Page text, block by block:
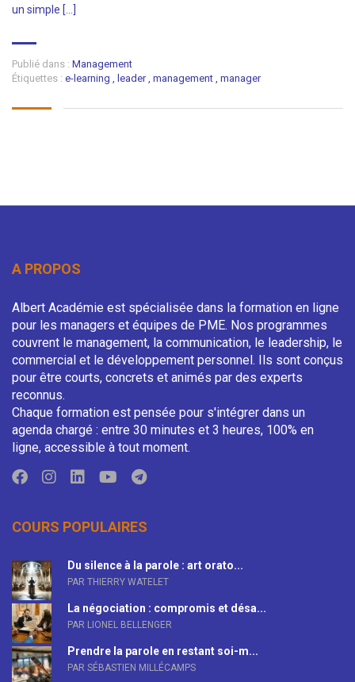
un simple […]
Publié dans : Management
Étiquettes : e-learning , leader, management , manager
A PROPOS
Albert Académie est spécialisée dans la formation en ligne
pour les managers et équipes de PME. Nos programmes
couvrent le management, la communication, le leadership, le
commercial et le développement personnel. Ils sont conçus
pour être courts, concrets et animés par des experts
reconnus.
Chaque formation est pensée pour s'intégrer dans un
agenda chargé : entre 30 minutes et 3 heures, 100% en
ligne, accessible à tout moment.
COURS POPULAIRES
Du silence à la parole : art orato...
PAR THIERRY WATELET
La négociation : compromis et désa...
PAR LIONEL BELLENGER
Prendre la parole en restant soi-m...
PAR SÉBASTIEN MILLÉCAMPS